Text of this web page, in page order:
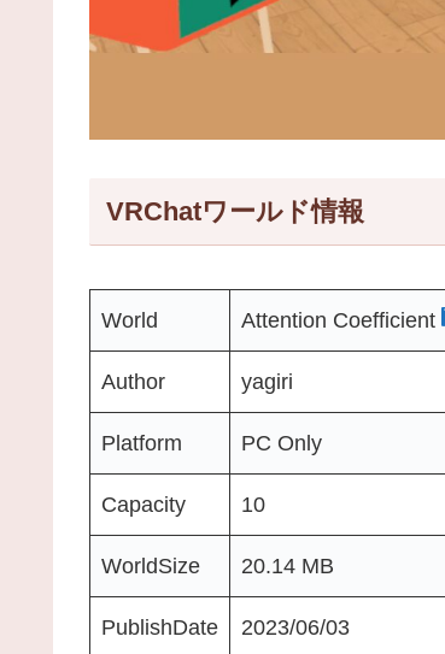
VRChatワールド情報
World Attention Coefficient
Author yagiri
Platform PC Only
Capacity 10
WorldSize 20.14 MB
PublishDate 2023/06/03